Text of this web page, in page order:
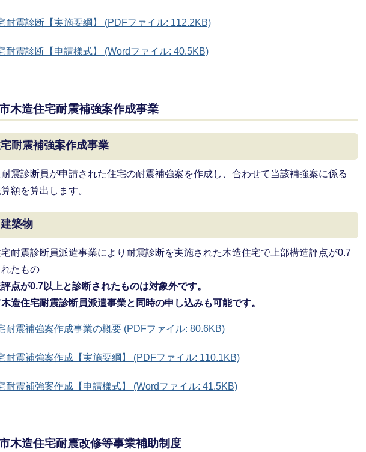
耐震診断【実施要綱】 (PDFファイル: 112.2KB)
耐震診断【申請様式】 (Wordファイル: 40.5KB)
市木造住宅耐震補強案作成事業
耐震補強案作成事業
震診断員が申請された住宅の耐震補強案を作成し、合わせて当該補強案に係る
額を算出します。
築物
耐震診断員派遣事業により耐震診断を実施された木造住宅で上部構造評点が0.7
たもの
評点が0.7以上と診断されたものは対象外です。
造住宅耐震診断員派遣事業と同時の申し込みも可能です。
耐震補強案作成事業の概要 (PDFファイル: 80.6KB)
耐震補強案作成【実施要綱】 (PDFファイル: 110.1KB)
耐震補強案作成【申請様式】 (Wordファイル: 41.5KB)
市木造住宅耐震改修等事業補助制度